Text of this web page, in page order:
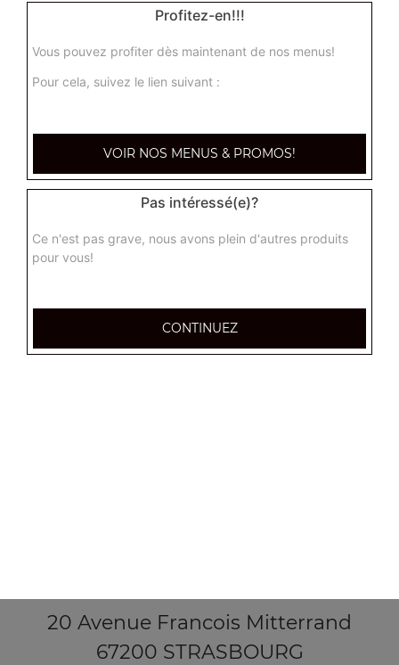
20 Avenue Francois Mitterrand
67200 STRASBOURG
Profitez-en!!!
Vous pouvez profiter dès maintenant de nos menus!
Pour cela, suivez le lien suivant :
VOIR NOS MENUS & PROMOS!
Pas intéressé(e)?
Ce n'est pas grave, nous avons plein d'autres produits
pour vous!
CONTINUEZ